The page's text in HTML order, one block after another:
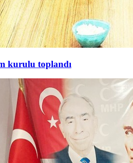
kurulu toplandı